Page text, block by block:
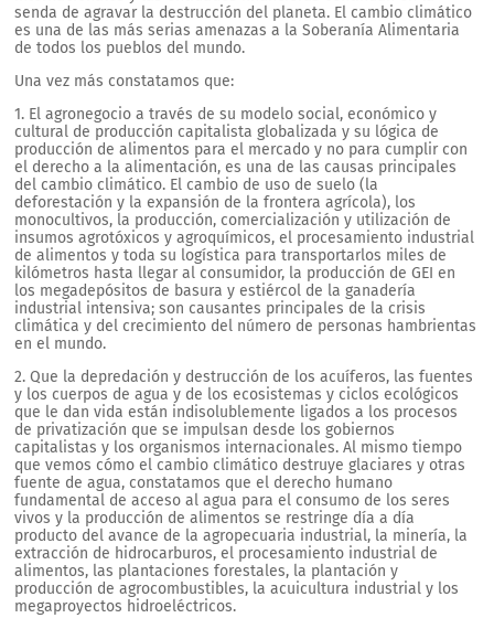
senda de agravar la destrucción del planeta. El cambio climático
es una de las más serias amenazas a la Soberanía Alimentaria
de todos los pueblos del mundo.
Una vez más constatamos que:
1. El agronegocio a través de su modelo social, económico y
cultural de producción capitalista globalizada y su lógica de
producción de alimentos para el mercado y no para cumplir con
el derecho a la alimentación, es una de las causas principales
del cambio climático. El cambio de uso de suelo (la
deforestación y la expansión de la frontera agrícola), los
monocultivos, la producción, comercialización y utilización de
insumos agrotóxicos y agroquímicos, el procesamiento industrial
de alimentos y toda su logística para transportarlos miles de
kilómetros hasta llegar al consumidor, la producción de GEI en
los megadepósitos de basura y estiércol de la ganadería
industrial intensiva; son causantes principales de la crisis
climática y del crecimiento del número de personas hambrientas
en el mundo.
2. Que la depredación y destrucción de los acuíferos, las fuentes
y los cuerpos de agua y de los ecosistemas y ciclos ecológicos
que le dan vida están indisolublemente ligados a los procesos
de privatización que se impulsan desde los gobiernos
capitalistas y los organismos internacionales. Al mismo tiempo
que vemos cómo el cambio climático destruye glaciares y otras
fuente de agua, constatamos que el derecho humano
fundamental de acceso al agua para el consumo de los seres
vivos y la producción de alimentos se restringe día a día
producto del avance de la agropecuaria industrial, la minería, la
extracción de hidrocarburos, el procesamiento industrial de
alimentos, las plantaciones forestales, la plantación y
producción de agrocombustibles, la acuicultura industrial y los
megaproyectos hidroeléctricos.